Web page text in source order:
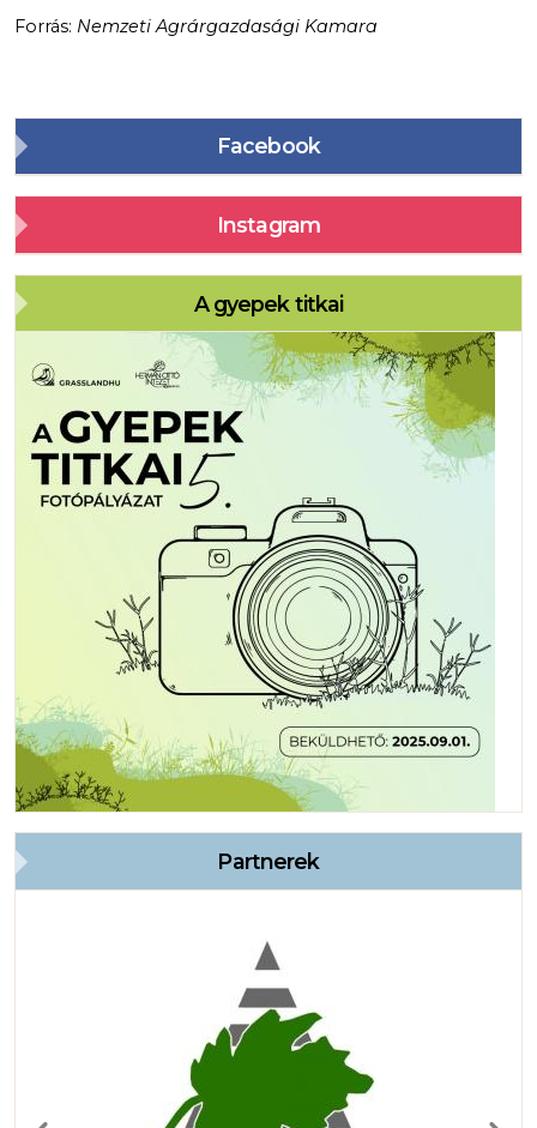
Forrás: Nemzeti Agrárgazdasági Kamara
Facebook
Instagram
A gyepek titkai
Partnerek